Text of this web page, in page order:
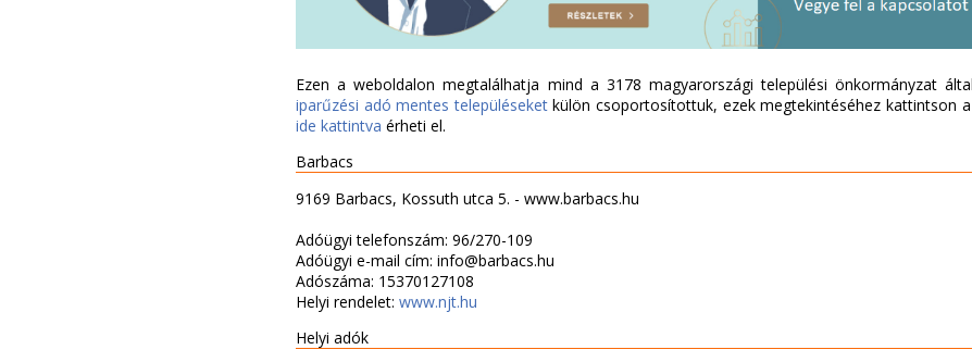
Ezen a weboldalon megtalálhatja mind a 3178 magyarországi települési önkormányzat
iparűzési adó mentes településeketkülön csoportosítottuk, ezek megtekintéséhez kattintson
ide kattintva érheti el.
Barbacs
9169 Barbacs, Kossuth utca 5. - www.barbacs.hu
Adóügyi telefonszám: 96/270-109
Adóügyi e-mail cím: info@barbacs.hu
Adószáma: 15370127108
Helyi rendelet: www.njt.hu
Helyi adók